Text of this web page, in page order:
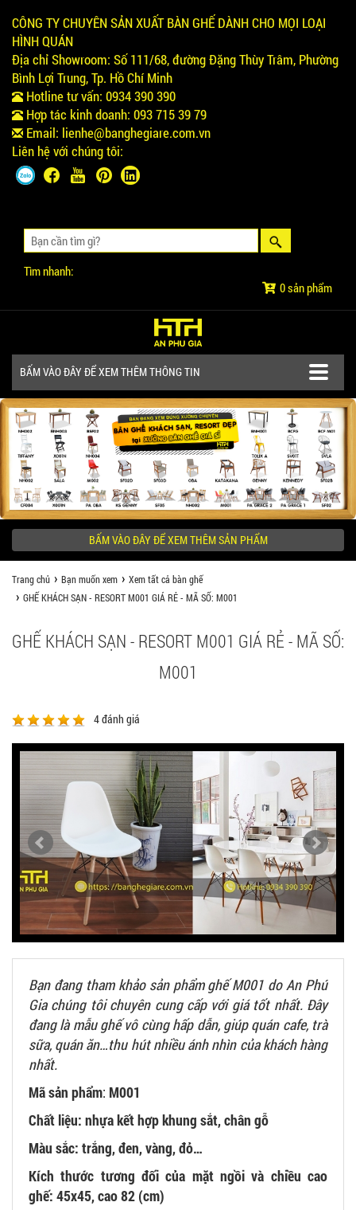
CÔNG TY CHUYÊN SẢN XUẤT BÀN GHẾ DÀNH CHO MỌI LOẠI
HÌNH QUÁN
Địa chỉ Showroom: Số 111/68, đường Đặng Thùy Trâm, Phường
Bình Lợi Trung, Tp. Hồ Chí Minh
Hotline tư vấn: 0934 390 390
Hợp tác kinh doanh: 093 715 39 79
Email: lienhe@banghegiare.com.vn
Liên hệ với chúng tôi:
Tìm nhanh:
0 sản phẩm
BẤM VÀO ĐÂY ĐỂ XEM THÊM THÔNG TIN
SẢN PHẨM
CÔNG TRÌNH
KHÁCH HÀNG NÊN BIẾT
BẤM VÀO ĐÂY ĐỂ XEM THÊM SẢN PHẨM
Trang chủ Bạn muốn xem
Xem tất cả bàn ghế
GHẾ KHÁCH SẠN - RESORT M001 GIÁ RẺ - MÃ SỐ: M001
GHẾ KHÁCH SẠN - RESORT M001 GIÁ RẺ - MÃ SỐ:
M001
4đánh giá
Bạn đang tham khảo sản phẩm ghế M001 do An Phú
Gia chúng tôi chuyên cung cấp với giá tốt nhất. Đây
đang là mẫu ghế vô cùng hấp dẫn, giúp quán cafe, trà
sữa, quán ăn…thu hút nhiều ánh nhìn của khách hàng
nhất.
Mã sản phẩm: M001
Chất liệu: nhựa kết hợp khung sắt, chân gỗ
Màu sắc: trắng, đen, vàng, đỏ…
Kích thước tương đối của mặt ngồi và chiều cao
ghế: 45x45, cao 82 (cm)